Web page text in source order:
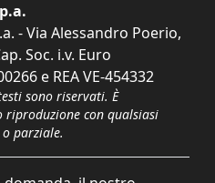
- Via Alessandro Poerio,
Soc. i.v. Euro
e REA VE-454332
sono riservati. È
riproduzione con qualsiasi
parziale.